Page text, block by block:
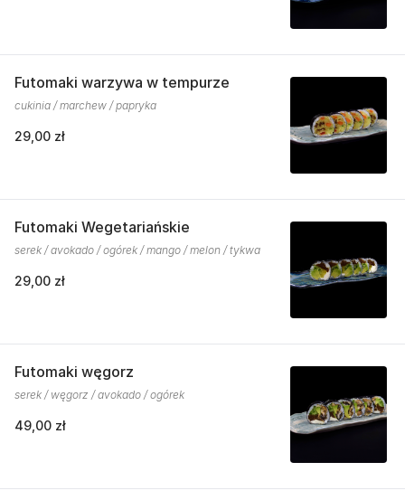
Futomaki warzywa w tempurze
cukinia / marchew / papryka
29,00 zł
Futomaki Wegetariańskie
serek / avokado / ogórek / mango / melon / tykwa
29,00 zł
Futomaki węgorz
serek / węgorz / avokado / ogórek
49,00 zł